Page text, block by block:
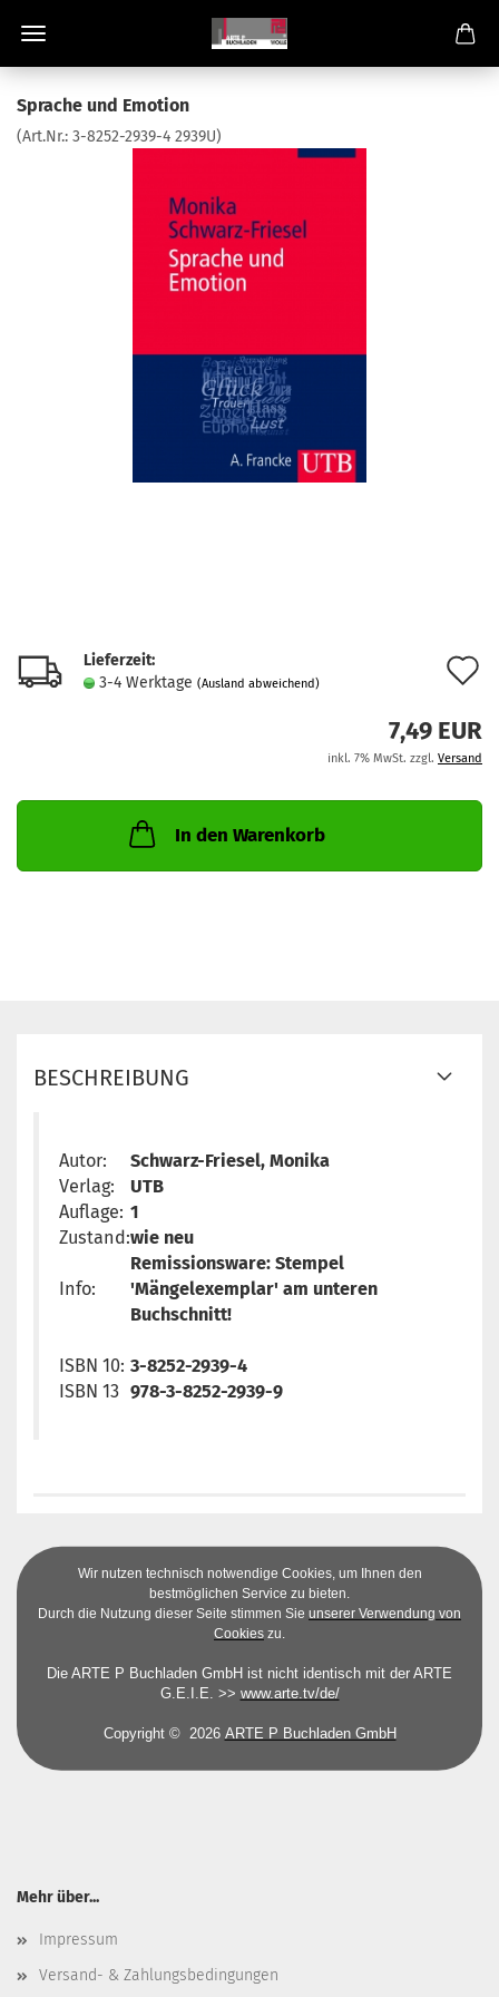
Sprache und Emotion
(Art.Nr.: 3-8252-2939-4 2939U)
Lieferzeit:
3-4 Werktage (Ausland abweichend)
7,49 EUR
inkl. 7% MwSt. zzgl. Versand
In den Warenkorb
BESCHREIBUNG
Autor:
Schwarz-Friesel, Monika
Verlag:
UTB
Auflage: 1
Zustand:wie neu
Info:
Remissionsware: Stempel
'Mängelexemplar' am unteren
Buchschnitt!
ISBN 10: 3-8252-2939-4
ISBN 13 978-3-8252-2939-9
Wir nutzen technisch notwendige Cookies, um Ihnen den
bestmöglichen Service zu bieten.
Durch die Nutzung dieser Seite stimmen Sie unserer Verwendung von
Cookies zu.
Die ARTE P Buchladen GmbH ist nicht identisch mit der ARTE
G.E.I.E. >> www.arte.tv/de/
Copyright © 2026 ARTE P Buchladen GmbH
Mehr über...
Impressum
Versand- & Zahlungsbedingungen